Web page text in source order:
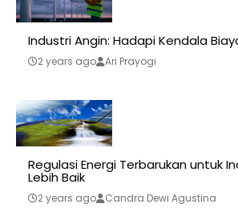
Industri Angin: Hadapi Kendala
2 years ago Ari Prayogi
Regulasi Energi Terbarukan untuk
Lebih Baik
2 years ago Candra Dewi Agustina